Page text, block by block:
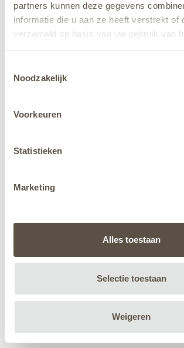
partners kunnen deze gegevens
informatie die u aan ze heeft verstrekt of
verzameld op basis van uw gebruik van
jehier.
Noodzakelijk
Voorkeuren
Statistieken
Marketing
Alles toestaan
Selectie toestaan
Weigeren